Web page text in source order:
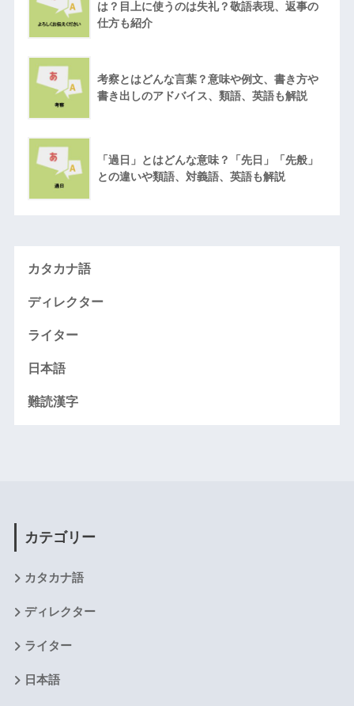
は？目上に使うのは失礼？敬語表現、返事の
仕方も紹介
考察とはどんな言葉？意味や例文、書き方や
書き出しのアドバイス、類語、英語も解説
「過日」とはどんな意味？「先日」「先般」
との違いや類語、対義語、英語も解説
カタカナ語
ディレクター
ライター
日本語
難読漢字
カテゴリー
カタカナ語
ディレクター
ライター
日本語